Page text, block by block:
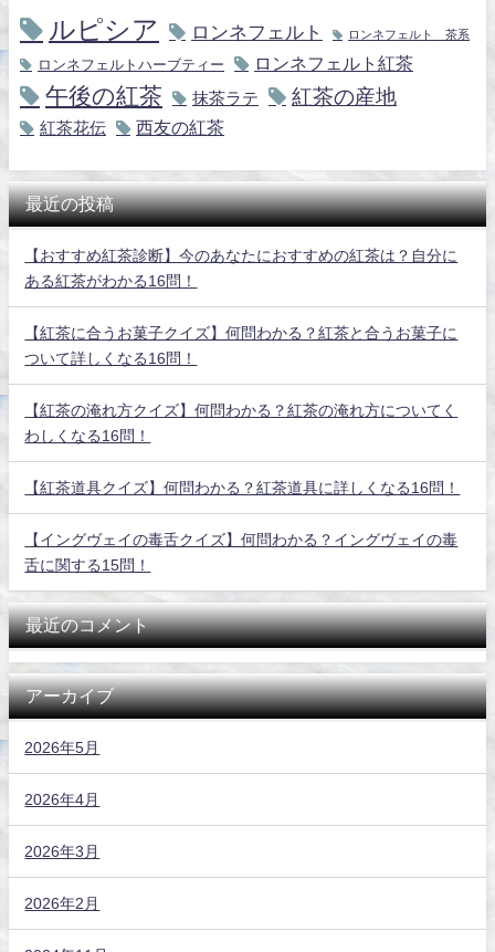
ルピシア ロンネフェルト ロンネフェルト 茶系
ロンネフェルトハーブティー ロンネフェルト紅茶
午後の紅茶 抹茶ラテ 紅茶の産地
紅茶花伝 西友の紅茶
最近の投稿
【おすすめ紅茶診断】今のあなたにおすすめの紅茶は？自分に
ある紅茶がわかる16問！
【紅茶に合うお菓子クイズ】何問わかる？紅茶と合うお菓子に
ついて詳しくなる16問！
【紅茶の淹れ方クイズ】何問わかる？紅茶の淹れ方についてく
わしくなる16問！
【紅茶道具クイズ】何問わかる？紅茶道具に詳しくなる16問！
【イングヴェイの毒舌クイズ】何問わかる？イングヴェイの毒
舌に関する15問！
最近のコメント
アーカイブ
2026年5月
2026年4月
2026年3月
2026年2月